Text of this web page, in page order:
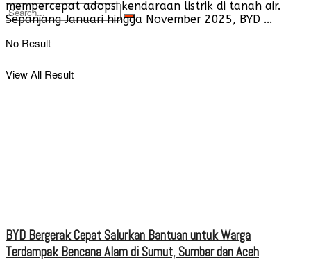
No Result
View All Result
mempercepat adopsi kendaraan listrik di tanah air.
Sepanjang Januari hingga November 2025, BYD ...
BYD Bergerak Cepat Salurkan Bantuan untuk Warga
Terdampak Bencana Alam di Sumut, Sumbar dan Aceh